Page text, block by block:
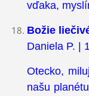
vďaka,
Božie
Daniela P. |
Otecko,
našu